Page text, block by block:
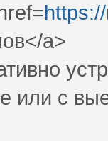
a>
или с